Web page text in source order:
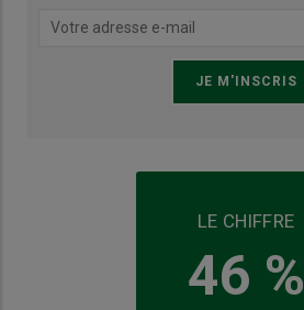
LE CHIFFRE
46 %